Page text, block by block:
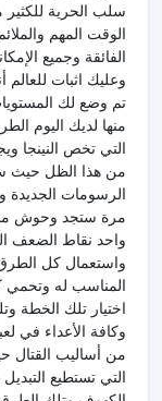
سلب الحرية
الوقت المهم
الفائقة وجميع
وعليك اثبات
تم وضع لك
منها لديك اليوم
التي تخص النينجا
من هذا الظل حيث
الرسومات الجديدة
مرة ستجد وحوش
واحد نقاط الضعف
واستعمال كل
المناسب له وتحمي
اختيار تلك الخطة
من أساليب القتال
التي تستطيع